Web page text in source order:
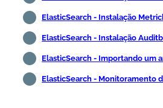
ElasticSearch - Instalação
ElasticSearch - Instalação
ElasticSearch - Importando um
ElasticSearch - Monitoramento